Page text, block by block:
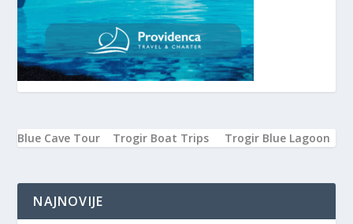
Blue Cave Tour Trogir Boat Trips Trogir Blue Lagoon
NAJNOVIJE